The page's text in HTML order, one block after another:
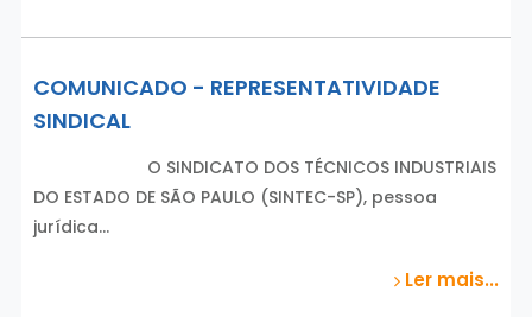
COMUNICADO - REPRESENTATIVIDADE
SINDICAL
O SINDICATO DOS TÉCNICOS INDUSTRIAIS
DO ESTADO DE SÃO PAULO (SINTEC-SP), pessoa
jurídica…
Ler mais...